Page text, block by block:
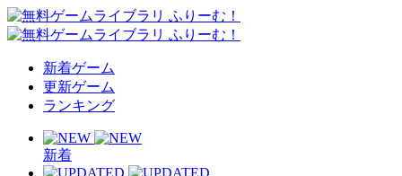
新着ゲーム
更新ゲーム
ランキング
新着